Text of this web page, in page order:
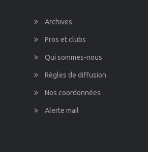
Archives
Pros et clubs
Qui sommes-nous
Règles de diffusion
Nos coordonnées
Alerte mail